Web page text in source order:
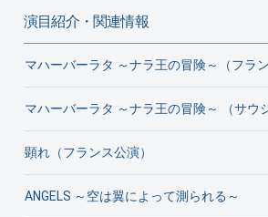
演目紹介・関連情報
マハーバーラタ ～ナラ王の冒険～（フラン
マハーバーラタ ～ナラ王の冒険～ （サウ
顕れ（フランス公演）
ANGELS ～空は翼によって測られる～